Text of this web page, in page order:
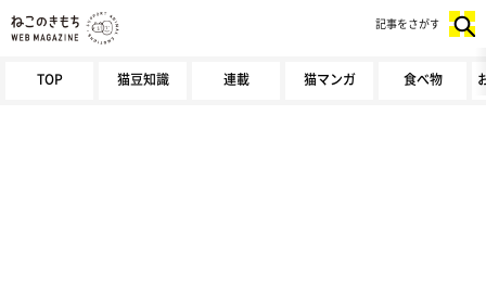
TOP 猫豆知識 連載 猫マンガ 食べ物
記事をさがす